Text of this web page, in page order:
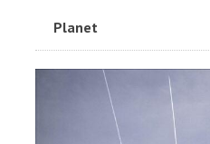
Planet